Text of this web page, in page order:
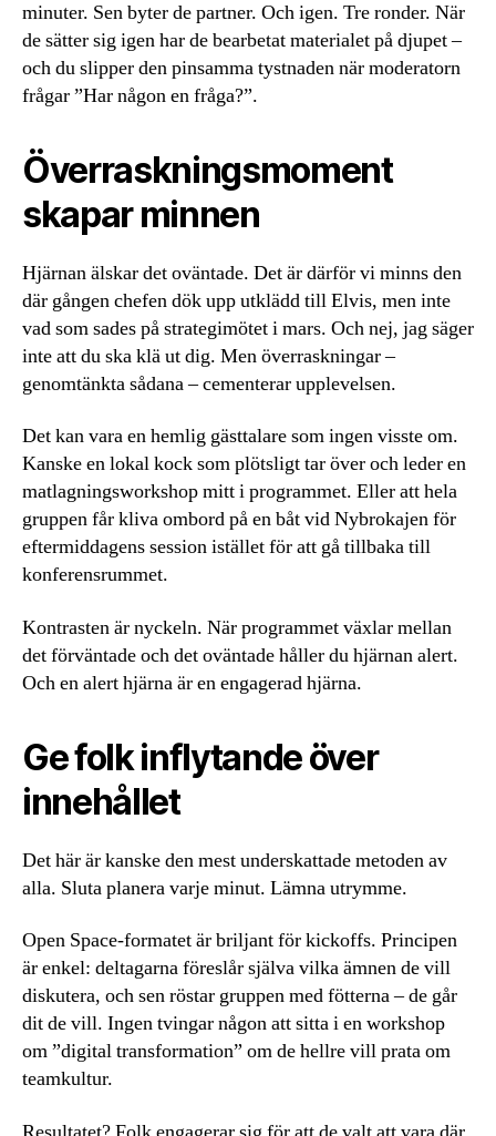
minuter. Sen byter de partner. Och igen. Tre ronder. När
de sätter sig igen har de bearbetat materialet på djupet –
och du slipper den pinsamma tystnaden när moderatorn
frågar ”Har någon en fråga?”.
Överraskningsmoment
skapar minnen
Hjärnan älskar det oväntade. Det är därför vi minns den
där gången chefen dök upp utklädd till Elvis, men inte
vad som sades på strategimötet i mars. Och nej, jag säger
inte att du ska klä ut dig. Men överraskningar –
genomtänkta sådana – cementerar upplevelsen.
Det kan vara en hemlig gästtalare som ingen visste om.
Kanske en lokal kock som plötsligt tar över och leder en
matlagningsworkshop mitt i programmet. Eller att hela
gruppen får kliva ombord på en båt vid Nybrokajen för
eftermiddagens session istället för att gå tillbaka till
konferensrummet.
Kontrasten är nyckeln. När programmet växlar mellan
det förväntade och det oväntade håller du hjärnan alert.
Och en alert hjärna är en engagerad hjärna.
Ge folk inflytande över
innehållet
Det här är kanske den mest underskattade metoden av
alla. Sluta planera varje minut. Lämna utrymme.
Open Space-formatet är briljant för kickoffs. Principen
är enkel: deltagarna föreslår själva vilka ämnen de vill
diskutera, och sen röstar gruppen med fötterna – de går
dit de vill. Ingen tvingar någon att sitta i en workshop
om ”digital transformation” om de hellre vill prata om
teamkultur.